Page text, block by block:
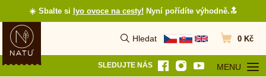
☀️ Sbalte si lyo ovoce na cesty! Nyní pořídíte výhodně.🔝
Hledat
Vyhledat Přejít do
0 Kč
SLEDUJTE NÁS MENU
OTEVŘÍT